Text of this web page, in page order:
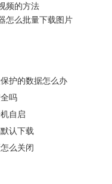
功能
有不清楚的用户，可以看这
的图片，点击“下载”按钮
频的方法
怎么批量下载图片
护的数据怎么办
吗
自启
认下载
么关闭